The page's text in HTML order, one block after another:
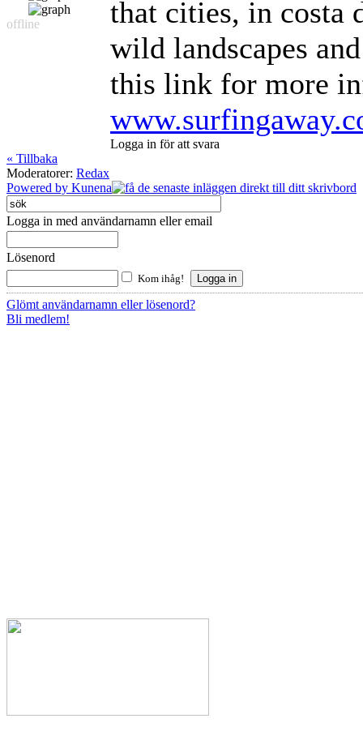
offline
that cities, in
wild landscapes
this link for more
Logga in för att svara
« Tillbaka
Moderatorer: Redax
Powered by Kunena
Logga in med användarnamn eller email
Lösenord
Kom ihåg!
Glömt användarnamn eller lösenord?
Bli medlem!